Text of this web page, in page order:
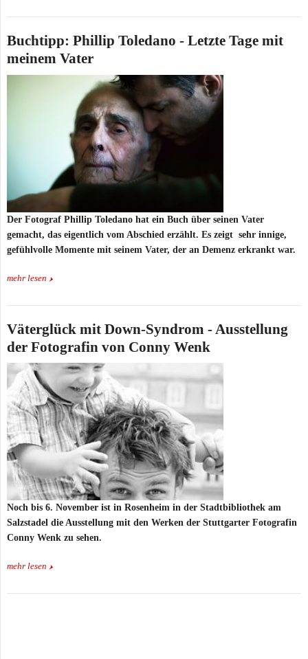
Buchtipp: Phillip Toledano - Letzte Tage mit
meinem Vater
Der Fotograf Phillip Toledano hat ein Buch über seinen Vater
gemacht, das eigentlich vom Abschied erzählt. Es zeigt sehr innige,
gefühlvolle Momente mit seinem Vater, der an Demenz erkrankt war.
mehr lesen
Väterglück mit Down-Syndrom - Ausstellung
der Fotografin von Conny Wenk
Noch bis 6. November ist in Rosenheim in der Stadtbibliothek am
Salzstadel die Ausstellung mit den Werken der Stuttgarter Fotografin
Conny Wenk zu sehen.
mehr lesen